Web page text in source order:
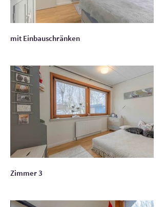
mit Einbauschränken
Zimmer 3